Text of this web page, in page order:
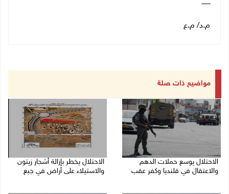
ــــــــ
م.د/ م.ع
مواضيع ذات صلة
الاحتلال يوسع حملات الدهم
والاعتقال في قلنديا وكفر عقب
الاحتلال يخطر بإزالة أشجار زيتون
والاستيلاء على أراض في جبع